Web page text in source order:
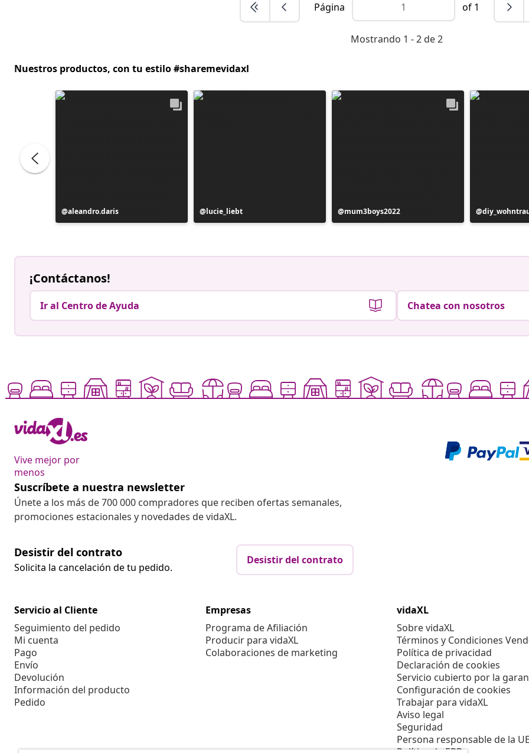
Página of 1
Mostrando 1 - 2 de 2
Nuestros productos, con tu estilo #sharemevidaxl
Publicación
realizada
aleandro.daris
Publicación
realizada
lucie_liebt
Publicación
realizada
mum3boys2022
Publicación
realizada
¡Contáctanos!
Ir al Centro de Ayuda Chatea con nosotros
Vive mejor por
menos
Suscríbete a nuestra newsletter
Únete a los más de 700 000 compradores que reciben ofertas semanales,
promociones estacionales y novedades de vidaXL.
Desistir del contrato
Solicita la cancelación de tu pedido.
Desistir del contrato
Servicio al Cliente
Seguimiento del pedido
Mi cuenta
Pago
Envío
Devolución
Información del producto
Pedido
Empresas
Programa de Afiliación
Producir para vidaXL
Colaboraciones de marketing
vidaXL
Sobre vidaXL
Términos y Condiciones
Política de privacidad
Declaración de cookies
Servicio cubierto por la
Configuración de cookies
Trabajar para vidaXL
Aviso legal
Seguridad
Persona responsable de la UE